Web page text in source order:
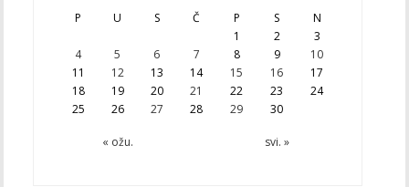
P U S Č P S N
« ožu. svi. »
1 2
3
4
5 6 7 8 9
10
11
12 13 14 15 16
17
18
19 20 21 22 23
24
25
26 27 28 29 30